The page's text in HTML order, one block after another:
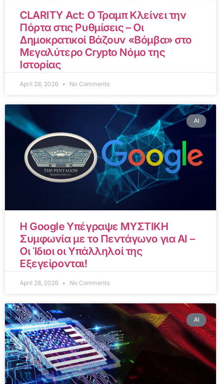
CLARITY Act: Ο Τραμπ Κλείνει την
Πόρτα στις Ρυθμίσεις – Οι
Δημοκρατικοί Βάζουν «Βόμβα» στο
Μεγαλύτερο Crypto Νόμο της
Ιστορίας
April 28, 2026 No Comments
AI
Η Google Υπέγραψε ΜΥΣΤΙΚΗ
Συμφωνία με το Πεντάγωνο για AI –
Οι Ίδιοι οι Υπάλληλοί της
Εξεγείρονται!
April 28, 2026 No Comments
AI